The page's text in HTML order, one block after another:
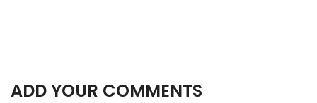
ADD YOUR COMMENTS